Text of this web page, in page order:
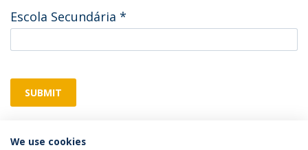
Escola Secundária *
SUBMIT
We use cookies